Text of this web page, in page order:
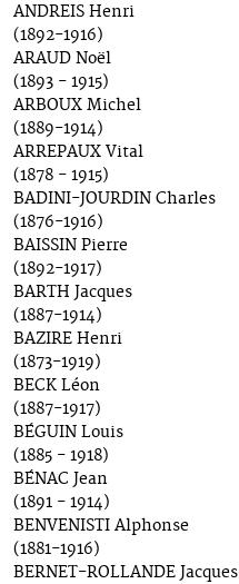
ANDREIS Henri
(1892-1916)
ARAUD Noël
(1893 - 1915)
ARBOUX Michel
(1889-1914)
ARREPAUX Vital
(1878 - 1915)
BADINI-JOURDIN Charles
(1876-1916)
BAISSIN Pierre
(1892-1917)
BARTH Jacques
(1887-1914)
BAZIRE Henri
(1873-1919)
BECK Léon
(1887-1917)
BÉGUIN Louis
(1885 - 1918)
BÉNAC Jean
(1891 - 1914)
BENVENISTI Alphonse
(1881-1916)
BERNET-ROLLANDE Jacques